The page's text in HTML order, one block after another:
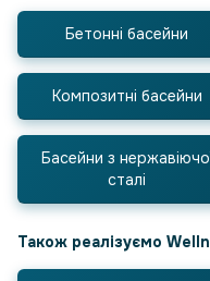
Бетонні басейни
Композитні басейни
Басейни з
сталі
Також реалізуємо